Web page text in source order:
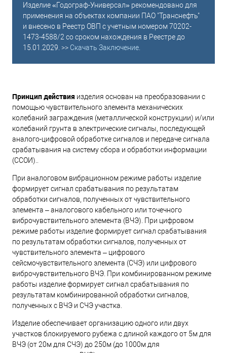
Изделие «Годограф-Универсал» рекомендовано для
применения на объектах компании ПАО "Транснефть"
и внесено в Реестр ОВП с учетным номером 70202-
1473-4588/2 со сроком нахождения в Реестре до
15.01.2029. >> Скачать Заключение
Принцип действия изделия основан на преобразовании с
помощью чувствительного элемента механических
колебаний заграждения (металлической конструкции) и/или
колебаний грунта в электрические сигналы, последующей
аналого-цифровой обработке сигналов и передаче сигнала
срабатывания на систему сбора и обработки информации
(ССОИ)..
При аналоговом вибрационном режиме работы изделие
формирует сигнал срабатывания по результатам
обработки сигналов, полученных от чувствительного
элемента – аналогового кабельного или точечного
виброчувствительного элемента (ВЧЭ). При цифровом
режиме работы изделие формирует сигнал срабатывания
по результатам обработки сигналов, полученных от
чувствительного элемента – цифрового
сейсмочувствительного элемента (СЧЭ) или цифрового
виброчувствительного ВЧЭ. При комбинированном режиме
работы изделие формирует сигнал срабатывания по
результатам комбинированной обработки сигналов,
полученных с ВЧЭ и СЧЭ участка.
Изделие обеспечивает организацию одного или двух
участков блокируемого рубежа с длиной каждого от 5м для
ВЧЭ (от 20м для СЧЭ) до 250м (до 1000м для